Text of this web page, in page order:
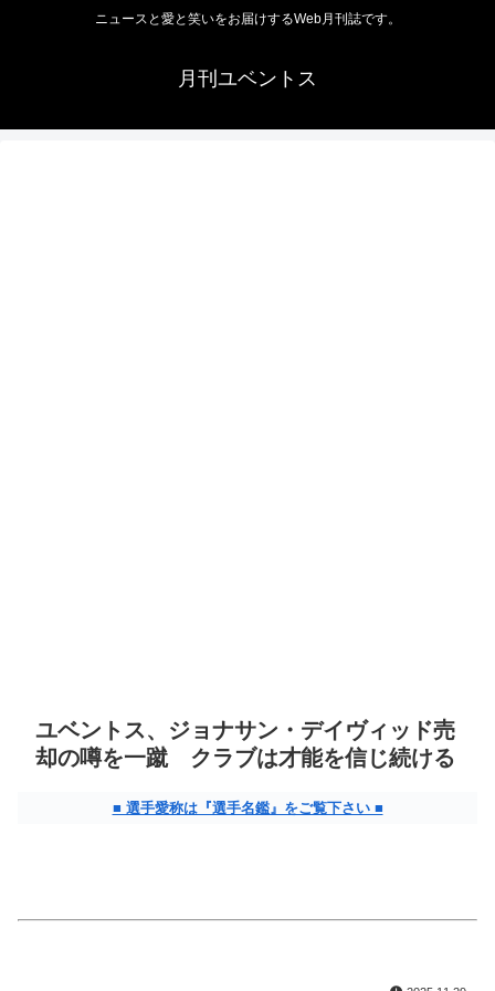
ニュースと愛と笑いをお届けするWeb月刊誌です。
月刊ユベントス
ユベントス、ジョナサン・デイヴィッド売
却の噂を一蹴 クラブは才能を信じ続ける
■ 選手愛称は『選手名鑑』をご覧下さい ■